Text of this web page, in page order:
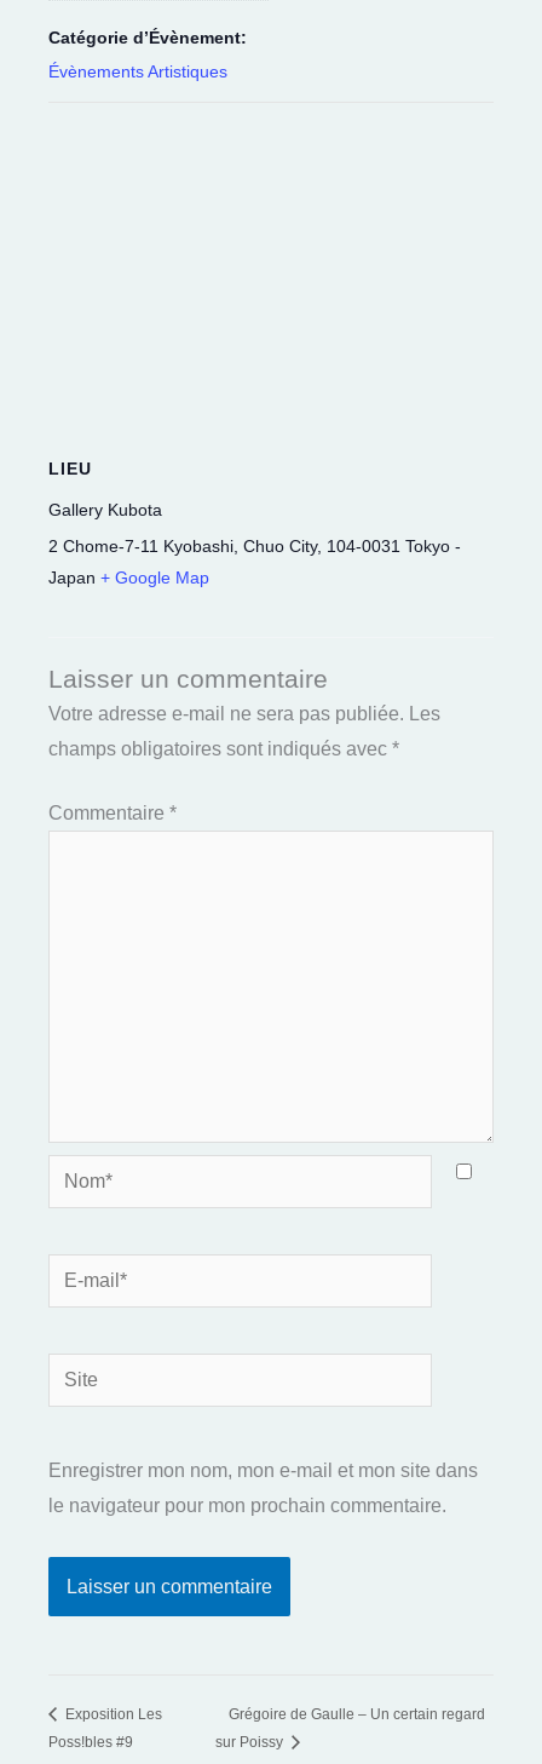
Catégorie d’Évènement:
Évènements Artistiques
LIEU
Gallery Kubota
2 Chome-7-11 Kyobashi, Chuo City, 104-0031 Tokyo -
Japan + Google Map
Laisser un commentaire
Votre adresse e-mail ne sera pas publiée. Les
champs obligatoires sont indiqués avec *
Commentaire *
Nom*
E-
mail*
Site
Enregistrer mon nom, mon e-mail et mon site dans
le navigateur pour mon prochain commentaire.
Exposition Les
Poss!bles #9
Grégoire de Gaulle – Un certain regard
sur Poissy